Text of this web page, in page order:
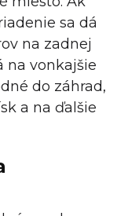
sa dá
na zadnej
na vonkajšie
do záhrad,
a na ďalšie